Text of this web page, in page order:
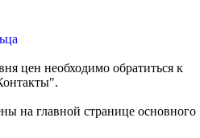
цен необходимо обратиться к
на главной странице основного